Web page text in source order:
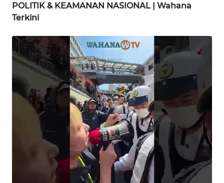
POLITIK & KEAMANAN NASIONAL | Wahana
Terkini
WN
TAPANULI
WN
SAMOSIR
WN
PADANG
LAWAS
WN